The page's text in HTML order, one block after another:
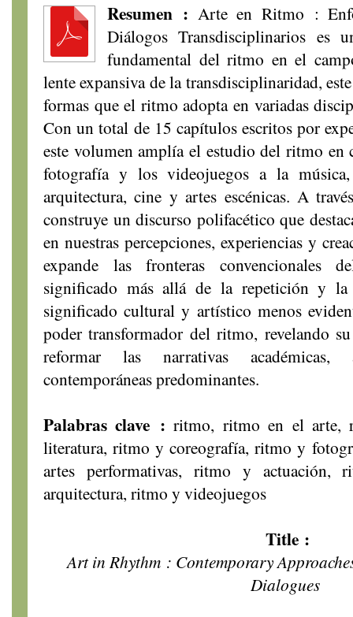
Resumen : Arte en Ritmo :
Diálogos Transdisciplinarios es
fundamental del ritmo en el
lente expansiva de la transdisciplinaridad,
formas que el ritmo adopta en variadas
Con un total de 15 capítulos escritos por
este volumen amplía el estudio del ritmo en
fotografía y los videojuegos a la
arquitectura, cine y artes escénicas. A
construye un discurso polifacético que
en nuestras percepciones, experiencias y
expande las fronteras convencionales
significado más allá de la repetición y la
significado cultural y artístico menos
poder transformador del ritmo, revelando
reformar las narrativas
contemporáneas predominantes.
Palabras clave : ritmo, ritmo en el
literatura, ritmo y coreografía, ritmo y
artes performativas, ritmo y
arquitectura, ritmo y videojuegos
Title :
Art in Rhythm : Contemporary
Dialogues